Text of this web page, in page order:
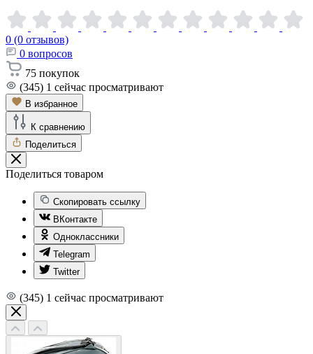
0 (0 отзывов)
0 вопросов
75 покупок
(345) 1 сейчас просматривают
В избранное
К сравнению
Поделиться
Поделиться товаром
Скопировать ссылку
ВКонтакте
Одноклассники
Telegram
Twitter
(345) 1 сейчас просматривают